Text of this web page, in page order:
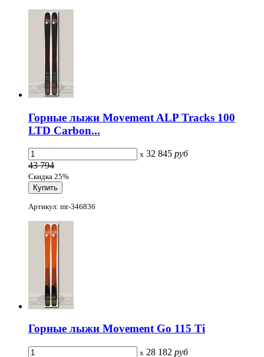
Горные лыжи Movement ALP Tracks 100
LTD Carbon...
x 32 845 руб
43 794
Скидка 25%
Артикул: mt-346836
Горные лыжи Movement Go 115 Ti
x 28 182 руб